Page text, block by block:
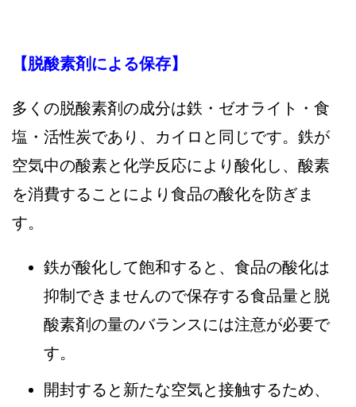
【脱酸素剤による保存】
多くの脱酸素剤の成分は鉄・ゼオライト・食
塩・活性炭であり、カイロと同じです。鉄が
空気中の酸素と化学反応により酸化し、酸素
を消費することにより食品の酸化を防ぎま
す。
鉄が酸化して飽和すると、食品の酸化は
抑制できませんので保存する食品量と脱
酸素剤の量のバランスには注意が必要で
す。
開封すると新たな空気と接触するため、